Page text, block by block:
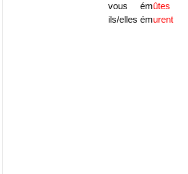
vous
émûtes
ils/elles émurent